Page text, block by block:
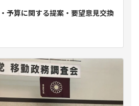
予算に関する提案・要望意見交換